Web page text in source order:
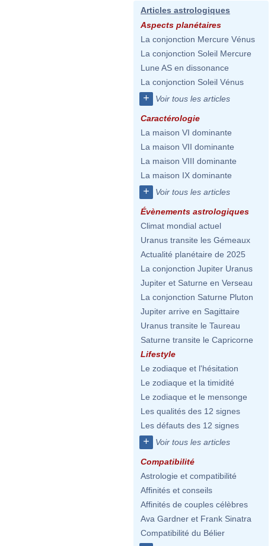
Articles astrologiques
Aspects planétaires
La conjonction Mercure Vénus
La conjonction Soleil Mercure
Lune AS en dissonance
La conjonction Soleil Vénus
+ Voir tous les articles
Caractérologie
La maison VI dominante
La maison VII dominante
La maison VIII dominante
La maison IX dominante
+ Voir tous les articles
Évènements astrologiques
Climat mondial actuel
Uranus transite les Gémeaux
Actualité planétaire de 2025
La conjonction Jupiter Uranus
Jupiter et Saturne en Verseau
La conjonction Saturne Pluton
Jupiter arrive en Sagittaire
Uranus transite le Taureau
Saturne transite le Capricorne
Lifestyle
Le zodiaque et l'hésitation
Le zodiaque et la timidité
Le zodiaque et le mensonge
Les qualités des 12 signes
Les défauts des 12 signes
+ Voir tous les articles
Compatibilité
Astrologie et compatibilité
Affinités et conseils
Affinités de couples célèbres
Ava Gardner et Frank Sinatra
Compatibilité du Bélier